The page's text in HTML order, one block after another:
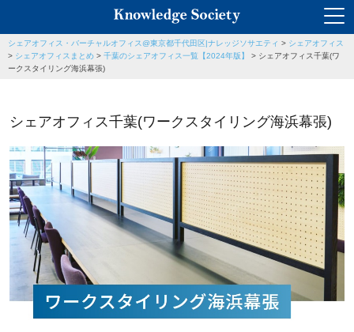
シェアオフィス・バーチャルオフィス@東京都千代田区|ナレッジソサエティ > シェアオフィス
> シェアオフィスまとめ > 千葉のシェアオフィス一覧【2024年版】 > シェアオフィス千葉(ワ
ークスタイリング海浜幕張)
シェアオフィス千葉(ワークスタイリング海浜幕張)